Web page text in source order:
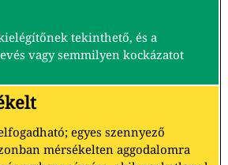
tekinthető, és a
vagy semmilyen kockázatot
egyes szennyező
mérsékelten aggodalomra